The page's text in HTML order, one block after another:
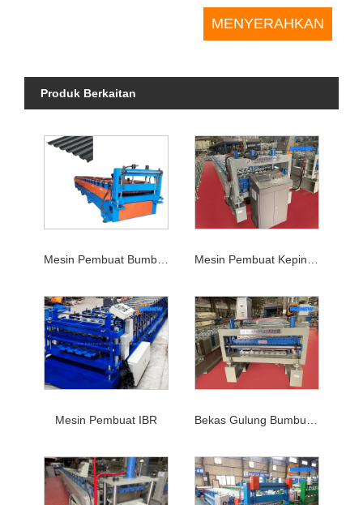
Produk Berkaitan
Mesin Pembuat Bumbung Logam
Mesin Pembuat IBR